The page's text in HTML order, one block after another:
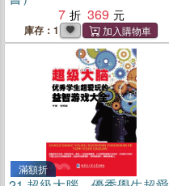
7
369
庫存：1
滿額折